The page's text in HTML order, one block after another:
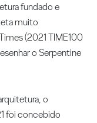
fundado e
muito
(2021 TIME100
o Serpentine
o
foi concebido